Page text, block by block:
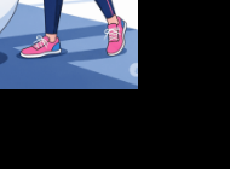
체육시설 소득